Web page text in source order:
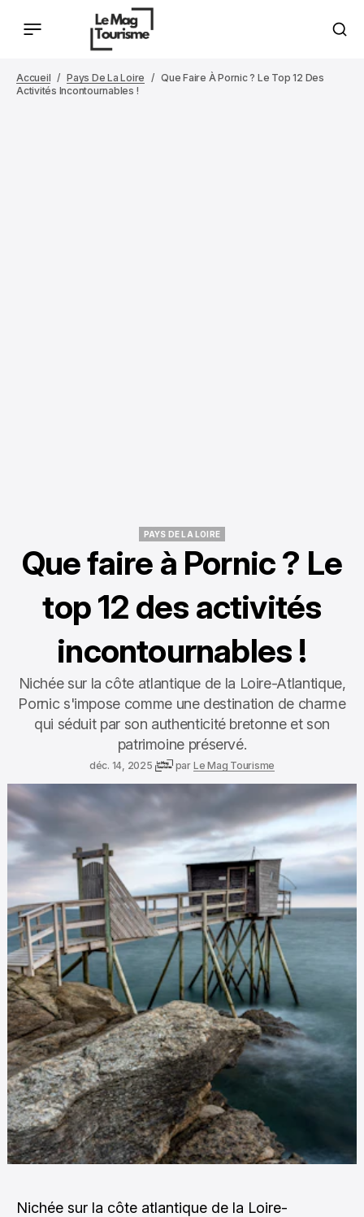
Accueil Pays De La Loire
Que Faire À Pornic ? Le Top 12 Des
Activités Incontournables !
PAYS DE LA LOIRE
Que faire à Pornic ? Le
top 12 des activités
incontournables !
Nichée sur la côte atlantique de la Loire-Atlantique,
Pornic s'impose comme une destination de charme
qui séduit par son authenticité bretonne et son
patrimoine préservé.
déc. 14, 2025 par Le Mag Tourisme
Nichée sur la côte atlantique de la Loire-